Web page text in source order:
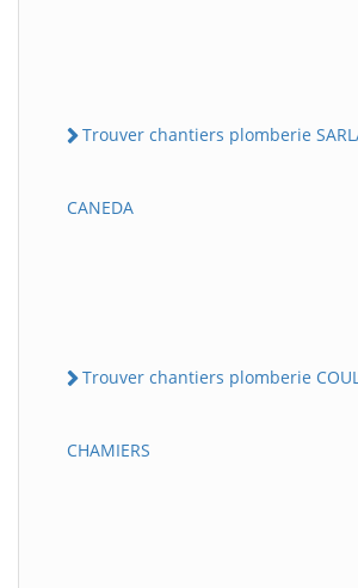
Trouver chantiers plomberie
CANEDA
Trouver chantiers plomberie
CHAMIERS